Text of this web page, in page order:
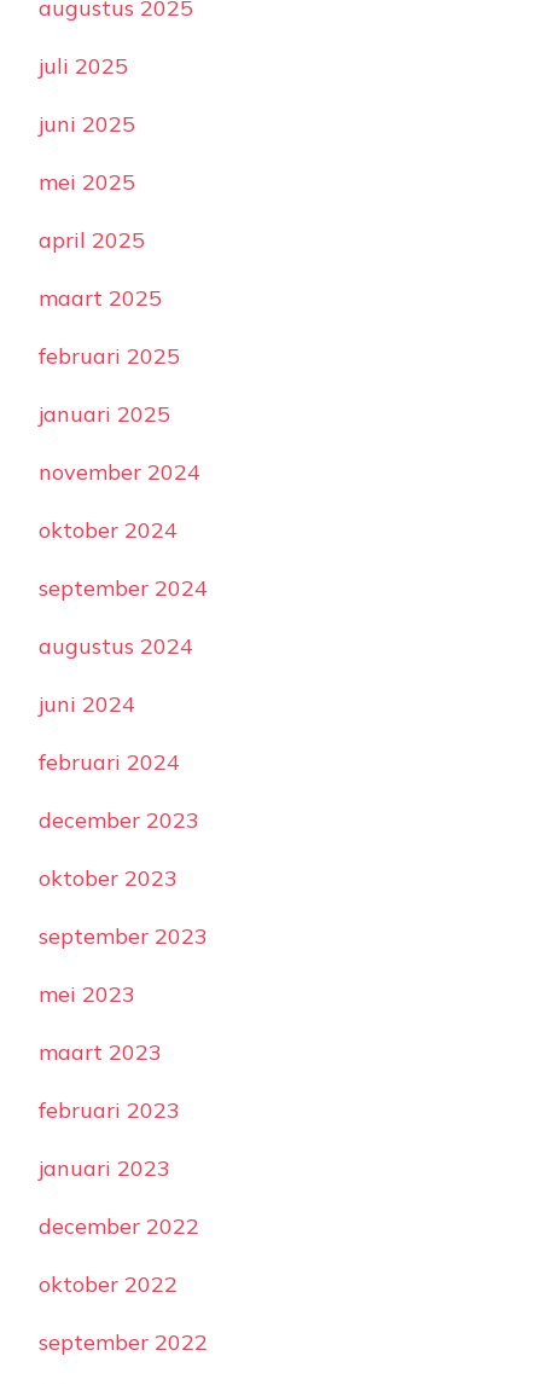
augustus 2025
juli 2025
juni 2025
mei 2025
april 2025
maart 2025
februari 2025
januari 2025
november 2024
oktober 2024
september 2024
augustus 2024
juni 2024
februari 2024
december 2023
oktober 2023
september 2023
mei 2023
maart 2023
februari 2023
januari 2023
december 2022
oktober 2022
september 2022